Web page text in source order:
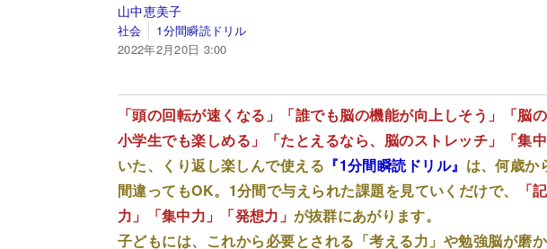
山中恵美子
社会
1分間瞬読ドリル
2022年2月20日 3:00
「頭の回転が速くなる」「誰でも脳の機能が向上しそう」「脳
小学生でも楽しめる」「たとえるなら、脳のストレッチ」「集
いた、くり返し楽しんで使える 『1分間瞬読ドリル』 は、何歳か
間違ってもOK。1分間で与えられた課題を見ていくだけで、
「
力」「集中力」「発想力」 が抜群にあがります。
子どもには、これから必要とされる 「考える力」 や勉強脳が磨